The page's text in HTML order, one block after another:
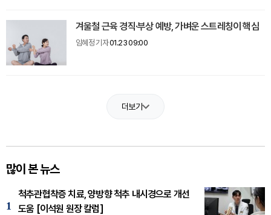
겨울철 근육 경직·부상 예방, 가벼운 스트레칭이 핵심
임혜정 기자01.23 09:00
더보기
많이 본 뉴스
1
척추관협착증 치료, 양방향 척추 내시경으로 개선
도움 [이석원 원장 칼럼]